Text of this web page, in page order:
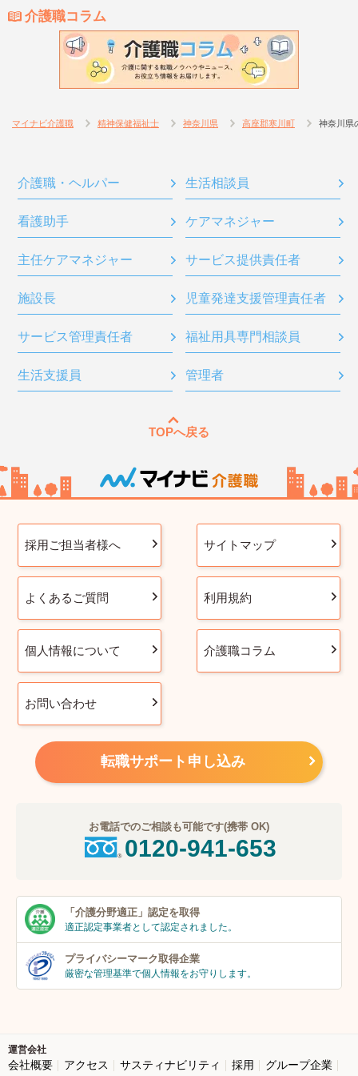
介護職コラム
マイナビ介護職 精神保健福祉士 神奈川県 高座郡寒川町 神奈川県
介護職・ヘルパー 生活相談員
看護助手 ケアマネジャー
主任ケアマネジャー サービス提供責任者
施設長 児童発達支援管理責任者
サービス管理責任者 福祉用具専門相談員
生活支援員 管理者
TOPへ戻る
採用ご担当者様へ サイトマップ
よくあるご質問 利用規約
個人情報について 介護職コラム
お問い合わせ
転職サポート申し込み
お電話でのご相談も可能です(携帯 OK)
0120-941-653
「介護分野適正」 認定を取得
適正認定事業者として認定されました。
プライバシーマーク取得企業
厳密な管理基準で個人情報をお守りします。
運営会社
会社概要 アクセス サスティナビリティ 採用
グループ企業